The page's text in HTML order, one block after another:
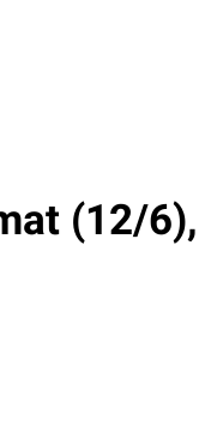
(12/6),